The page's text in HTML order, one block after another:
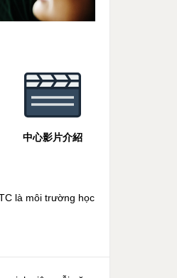
中心影片介紹
là môi trường học